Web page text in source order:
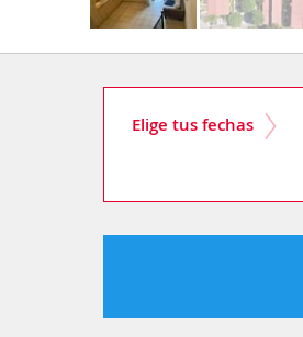
Elige tus fechas